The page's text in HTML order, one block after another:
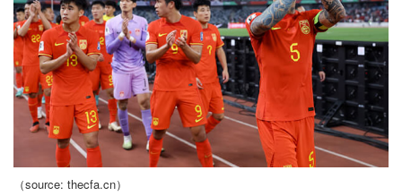
（source: thecfa.cn）